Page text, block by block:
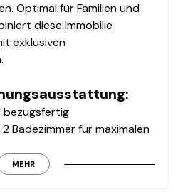
Optimal für Familien und
diese Immobilie
exklusiven
bezugsfertig
Badezimmer für maximalen
MEHR